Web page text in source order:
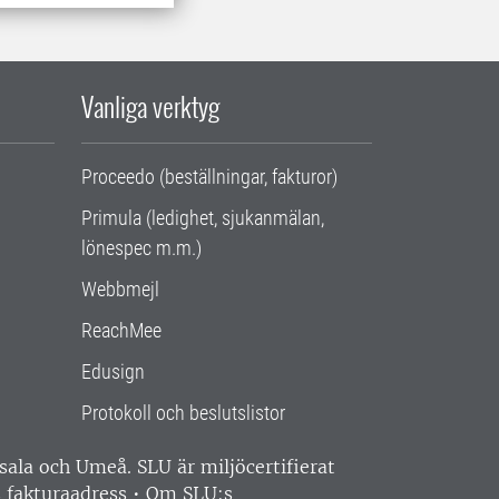
Vanliga verktyg
Proceedo (beställningar, fakturor)
Primula (ledighet, sjukanmälan,
lönespec m.m.)
Webbmejl
ReachMee
Edusign
Protokoll och beslutslistor
och Umeå. SLU är miljöcertifierat
fakturaadress • Om SLU:s